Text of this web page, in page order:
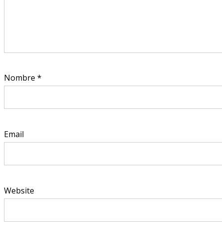
Nombre *
Email
Website